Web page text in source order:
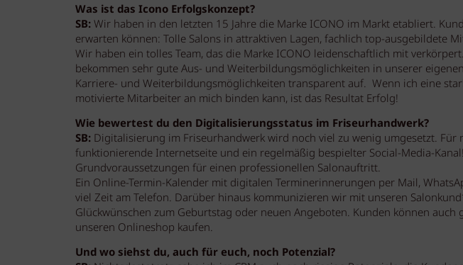
Was ist das Icono Erfolgskonzept?
SB: Wir haben in den letzten 15 Jahre die Marke ICONO im Markt etabliert.
erwarten können: Tolle Salons in attraktiven Lagen, fachlich top-ausgebildete
Wir haben ein tolles Team, das die Marke ICONO leidenschaftlich mit
bekommen sehr gute Aus- und Weiterbildungsmöglichkeiten in unserer
Karriere- und Weiterbildungsmöglichkeiten transparent auf. Wenn ich eine
motivierte Mitarbeiter an mich binden kann, ist das Resultat Erfolg!
Wie bewertest du den Digitalisierungsstatus im Friseurhandwerk?
SB: Digitalisierung im Friseurhandwerk wird noch viel zu wenig umgesetzt.
funktionierende Internetseite und ein regelmäßig bespielter Social-Media-
Grundvoraussetzungen für einen professionellen Salonauftritt.
Ein Online-Termin-Kalender mit digitalen Terminerinnerungen per Mail,
viel Zeit am Telefon. Darüber hinaus kommunizieren wir mit unseren
Glückwünschen zum Geburtstag oder neuen Angeboten. Kunden können auch
unseren Onlineshop kaufen.
Und wo siehst du, auch für euch, noch Potenzial?